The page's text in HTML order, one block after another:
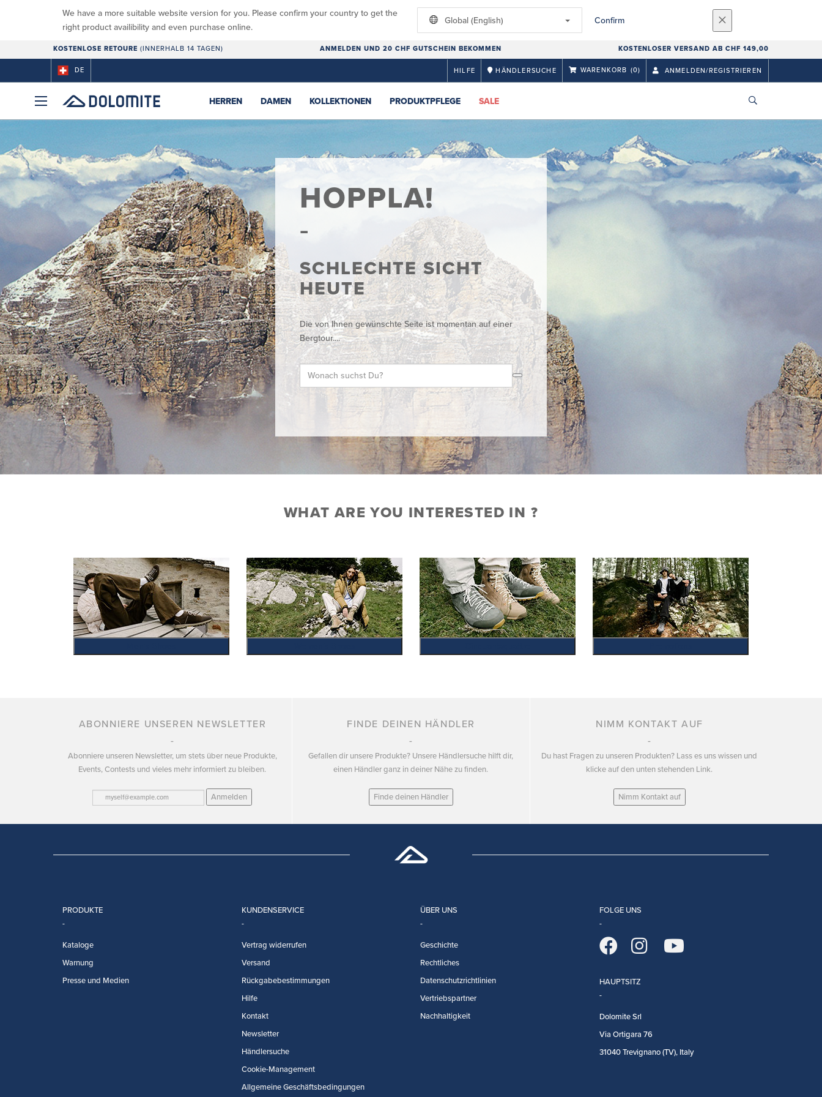
We have a more suitable website version for you. Please confirm your country to get the
right product availibility and even purchase online.
Global (English) Confirm
KOSTENLOSE RETOURE (INNERHALB 14 TAGEN) ANMELDEN UND 20 CHF GUTSCHEIN BEKOMMEN KOSTENLOSER VERSAND AB CHF 149,00
DE HILFE HÄNDLERSUCHE WARENKORB (0) ANMELDEN/REGISTRIEREN
HERREN DAMEN KOLLEKTIONEN PRODUKTPFLEGE SALE
HOPPLA!
SCHLECHTE SICHT
HEUTE
Die von Ihnen gewünschte Seite ist momentan auf einer
Bergtour....
WHAT ARE YOU INTERESTED IN ?
ABONNIERE UNSEREN NEWSLETTER
Abonniere unseren Newsletter, um stets über neue Produkte,
Events, Contests und vieles mehr informiert zu bleiben.
Anmelden
FINDE DEINEN HÄNDLER
Gefallen dir unsere Produkte? Unsere Händlersuche hilft dir,
einen Händler ganz in deiner Nähe zu finden.
Finde deinen Händler
NIMM KONTAKT AUF
Du hast Fragen zu unseren Produkten? Lass es uns wissen und
klicke auf den unten stehenden Link.
Nimm Kontakt auf
PRODUKTE
Kataloge
Warnung
Presse und Medien
KUNDENSERVICE
Vertrag widerrufen
Versand
Rückgabebestimmungen
Hilfe
Kontakt
Newsletter
Händlersuche
Cookie-Management
Allgemeine Geschäftsbedingungen
ÜBER UNS
Geschichte
Rechtliches
Datenschutzrichtlinien
Vertriebspartner
Nachhaltigkeit
FOLGE UNS
HAUPTSITZ
Dolomite Srl
Via Ortigara 76
31040 Trevignano (TV), Italy